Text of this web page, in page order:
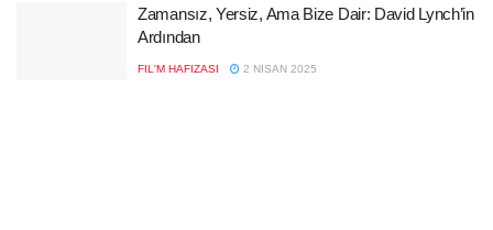
Zamansız, Yersiz, Ama Bize Dair: David Lynch’in
Ardından
FIL'M HAFIZASI 2 NISAN 2025